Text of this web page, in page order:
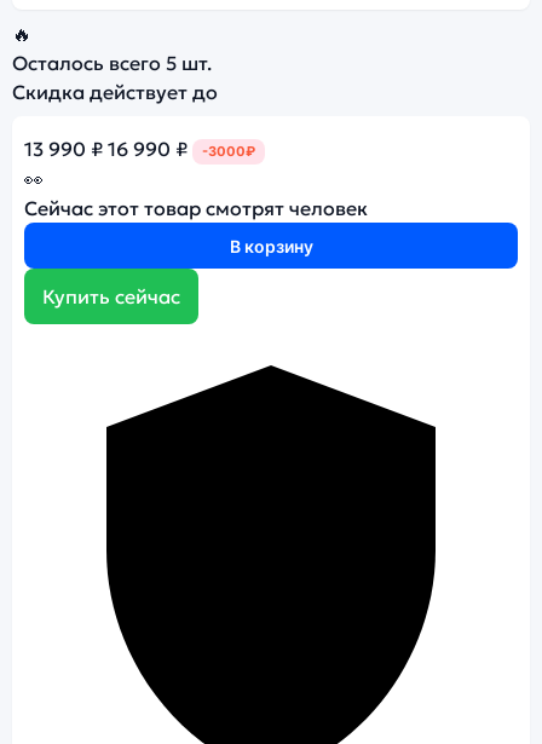
🔥
Осталось всего 5 шт.
Скидка действует до
13 990 ₽ 16 990 ₽ -3000₽
👀
Сейчас этот товар смотрят человек
В корзину
Купить сейчас